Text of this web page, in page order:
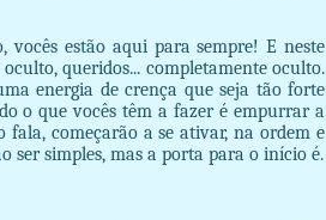
vocês estão aqui para sempre! E neste
queridos... completamente oculto.
energia de crença que seja tão forte
o que vocês têm a fazer é empurrar a
fala, começarão a se ativar, na ordem e
ser simples, mas a porta para o início é.